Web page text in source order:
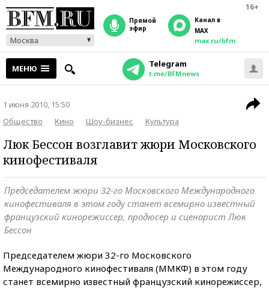
16+
Москва
прямой
эфир
Канал в
MAX
max.ru/bfm
МЕНЮ Telegram
t.me/BFMnews
1 июня 2010, 15:50
Общество
Кино Шоу-бизнес Культура
Люк Бессон возглавит жюри Московского
кинофестиваля
Председателем жюри 32-го Московского Международного
кинофестиваля в этом году станет всемирно известный
французский кинорежиссер, продюсер и сценарист Люк
Бессон
Председателем жюри 32-го Московского
Международного кинофестиваля (ММКФ) в этом году
станет всемирно известный французский кинорежиссер,